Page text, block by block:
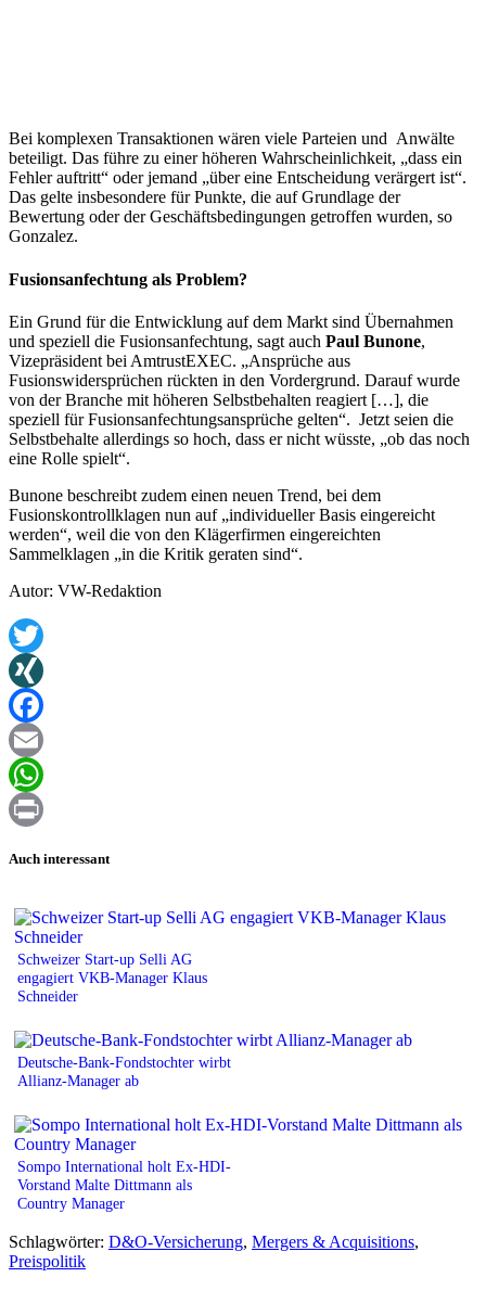
Bei komplexen Transaktionen wären viele Parteien und Anwälte
beteiligt. Das führe zu einer höheren Wahrscheinlichkeit, „dass ein
Fehler auftritt“ oder jemand „über eine Entscheidung verärgert ist“.
Das gelte insbesondere für Punkte, die auf Grundlage der
Bewertung oder der Geschäftsbedingungen getroffen wurden, so
Gonzalez.
Fusionsanfechtung als Problem?
Ein Grund für die Entwicklung auf dem Markt sind Übernahmen
und speziell die Fusionsanfechtung, sagt auch Paul Bunone,
Vizepräsident bei AmtrustEXEC. „Ansprüche aus
Fusionswidersprüchen rückten in den Vordergrund. Darauf wurde
von der Branche mit höheren Selbstbehalten reagiert […], die
speziell für Fusionsanfechtungsansprüche gelten“. Jetzt seien die
Selbstbehalte allerdings so hoch, dass er nicht wüsste, „ob das noch
eine Rolle spielt“.
Bunone beschreibt zudem einen neuen Trend, bei dem
Fusionskontrollklagen nun auf „individueller Basis eingereicht
werden“, weil die von den Klägerfirmen eingereichten
Sammelklagen „in die Kritik geraten sind“.
Autor: VW-Redaktion
Twitter
XING
Facebook
Email
WhatsApp
Auch interessant
Schweizer Start-up Selli AG
engagiert VKB-Manager Klaus
Schneider
Deutsche-Bank-Fondstochter wirbt
Allianz-Manager ab
Sompo International holt Ex-HDI-
Vorstand Malte Dittmann als
Country Manager
Schlagwörter: D&O-Versicherung, Mergers & Acquisitions,
Preispolitik